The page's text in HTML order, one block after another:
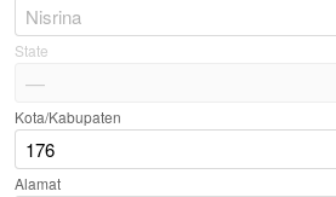
State
—
Kota/Kabupaten
Alamat